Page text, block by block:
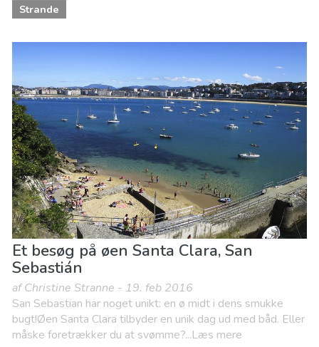
Strande
Et besøg på øen Santa Clara, San
Sebastián
af Christine Stranne - 19. feb 2016
San Sebastian har noget unikt: en ø midt i dens smukke
bugt!Øen Santa Clara tilbyder en unik dag ud med båd. Eller
måske foretrækker du at svømme?...Læs mere